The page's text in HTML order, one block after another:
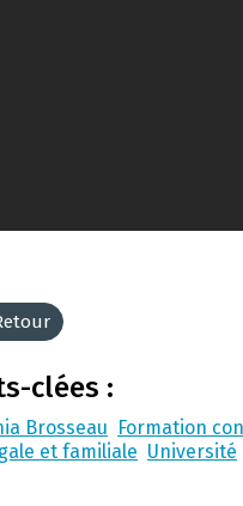
clées :
Brosseau Formation
et familiale Université